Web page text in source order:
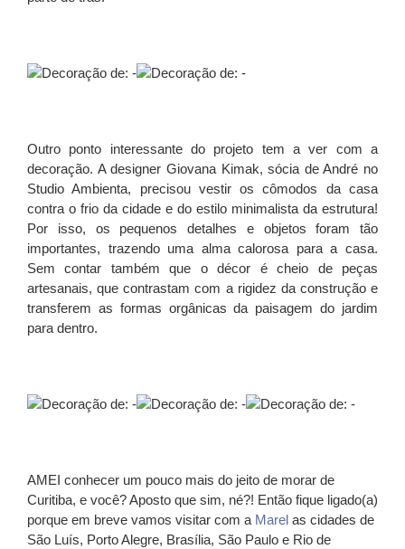
Outro ponto interessante do projeto tem a ver com a
decoração. A designer Giovana Kimak, sócia de André no
Studio Ambienta, precisou vestir os cômodos da casa
contra o frio da cidade e do estilo minimalista da estrutura!
Por isso, os pequenos detalhes e objetos foram tão
importantes, trazendo uma alma calorosa para a casa.
Sem contar também que o décor é cheio de peças
artesanais, que contrastam com a rigidez da construção e
transferem as formas orgânicas da paisagem do jardim
para dentro.
AMEI conhecer um pouco mais do jeito de morar de
Curitiba, e você? Aposto que sim, né?! Então fique ligado(a)
porque em breve vamos visitar com a Marel as cidades de
São Luís, Porto Alegre, Brasília, São Paulo e Rio de